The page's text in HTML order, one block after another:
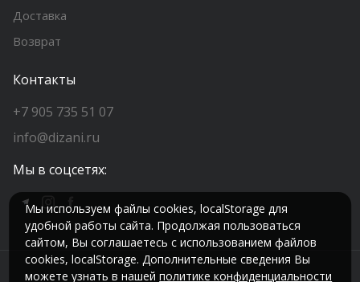
Доставка
Возврат
Контакты
+7 905 735 51 07
info@dizani.ru
Мы в соцсетях:
Мы используем файлы cookies, localStorage для
удобной работы сайта. Продолжая пользоваться
сайтом, Вы соглашаетесь с использованием файлов
cookies, localStorage. Дополнительные сведения Вы
можете узнать в нашейполитике конфиденциальности